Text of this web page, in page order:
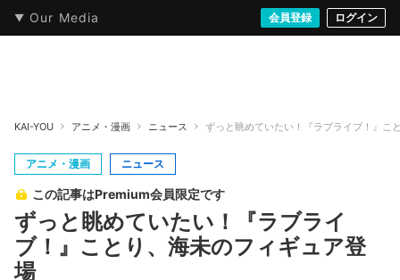
Our Media 会員登録 ログイン
本・文芸 情報化社会 音楽・映像 ゲームストリート
KAI-YOU アニメ・漫画 ニュース ずっと眺めていたい！『ラブライブ！』こ
アニメ・漫画 ニュース
この記事はPremium会員限定です
ずっと眺めていたい！『ラブライ
ブ！』ことり、海未のフィギュア登
場